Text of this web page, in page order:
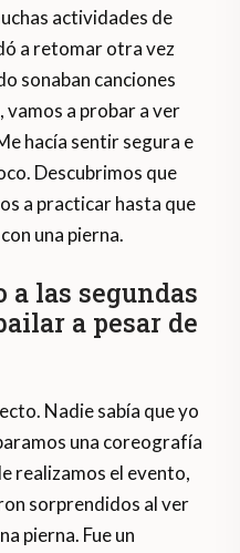
actividades de
a retomar otra vez
sonaban canciones
vamos a probar a ver
hacía sentir segura e
Descubrimos que
a practicar hasta que
una pierna.
las segundas
a pesar de
Nadie sabía que yo
una coreografía
realizamos el evento,
sorprendidos al ver
pierna. Fue un